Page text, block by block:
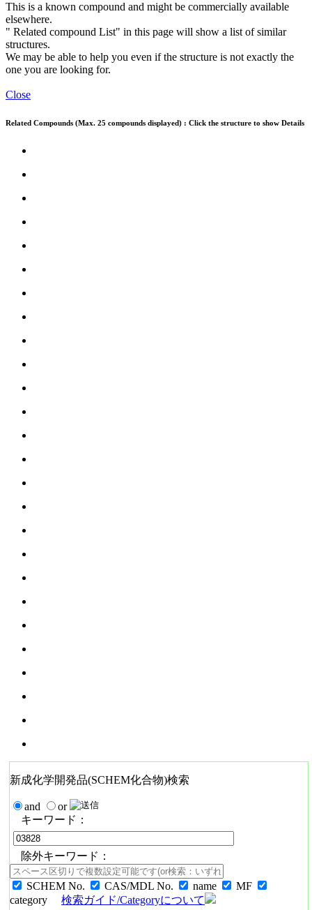
This is a known compound and might be commercially available
elsewhere.
" Related compound List" in this page will show a list of similar
structures.
We may be able to help you even if the structure is not exactly the
one you are looking for.
Close
Related Compounds (Max. 25 compounds displayed) : Click the structure to show Details
新成化学開発品(SCHEM化合物)検索
and
or
キーワード：
除外キーワード：
SCHEM No. CAS/MDL No. name
MF
category
検索ガイド/Categoryについて